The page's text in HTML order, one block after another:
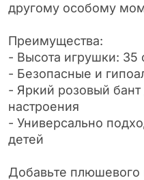
другому особому
Преимущества:
- Высота игрушки: 35
- Безопасные и
- Яркий розовый бант
настроения
- Универсально
детей
Добавьте плюшевого